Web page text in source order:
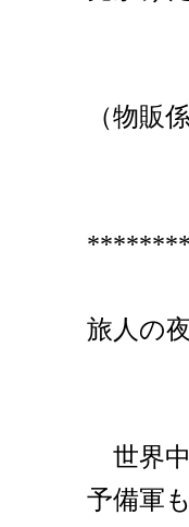
（物販係
旅人の
世界
予備軍も